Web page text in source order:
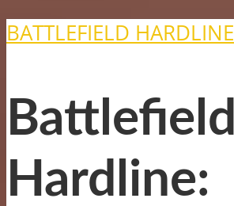
BATTLEFIELD HARDLINE
Battlefield
Hardline: